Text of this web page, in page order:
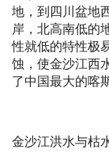
地，到四川盆地
岸，北高南低的
性就低的特性极
蚀，使金沙江西
了中国最大的喀
金沙江洪水与枯